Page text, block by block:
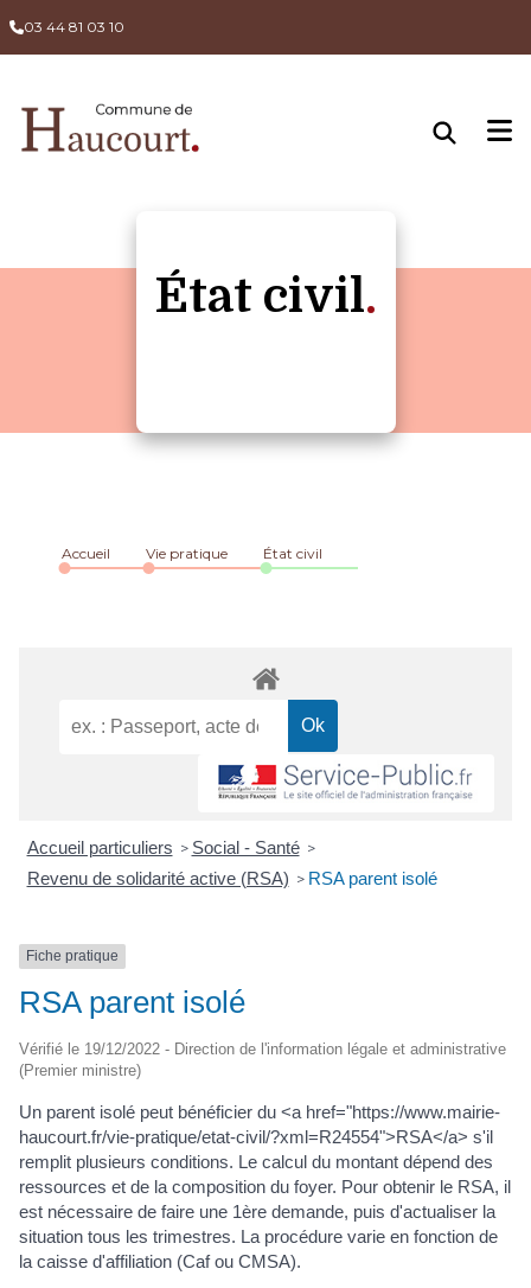
03 44 81 03 10
État civil
Accueil Vie pratique État civil
Accueil particuliers > Social - Santé >
Revenu de solidarité active (RSA) > RSA parent isolé
Fiche pratique
RSA parent isolé
Vérifié le 19/12/2022 - Direction de l'information légale et administrative
(Premier ministre)
Un parent isolé peut bénéficier du <a href="https://www.mairie-
haucourt.fr/vie-pratique/etat-civil/?xml=R24554">RSA</a> s'il
remplit plusieurs conditions. Le calcul du montant dépend des
ressources et de la composition du foyer. Pour obtenir le RSA, il
est nécessaire de faire une 1ère demande, puis d'actualiser la
situation tous les trimestres. La procédure varie en fonction de
la caisse d'affiliation (Caf ou CMSA).